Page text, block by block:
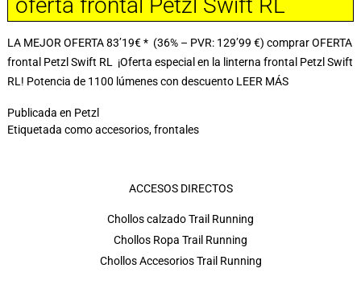
LA MEJOR OFERTA 83’19€ * (36% – PVR: 129’99 €) comprar OFERTA
frontal Petzl Swift RL ¡Oferta especial en la linterna frontal Petzl Swift
RL! Potencia de 1100 lúmenes con descuento LEER MÁS
Publicada en Petzl
Etiquetada comoaccesorios,frontales
ACCESOS DIRECTOS
Chollos calzado Trail Running
Chollos Ropa Trail Running
Chollos Accesorios Trail Running